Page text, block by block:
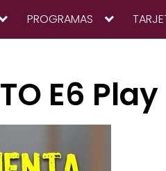
PROGRAMAS
E6 Play